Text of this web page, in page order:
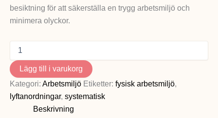
besiktning för att säkerställa en trygg arbetsmiljö och
minimera olyckor.
Lägg till i varukorg
Kategori: Arbetsmiljö Etiketter: fysisk arbetsmiljö,
lyftanordningar, systematisk
Beskrivning